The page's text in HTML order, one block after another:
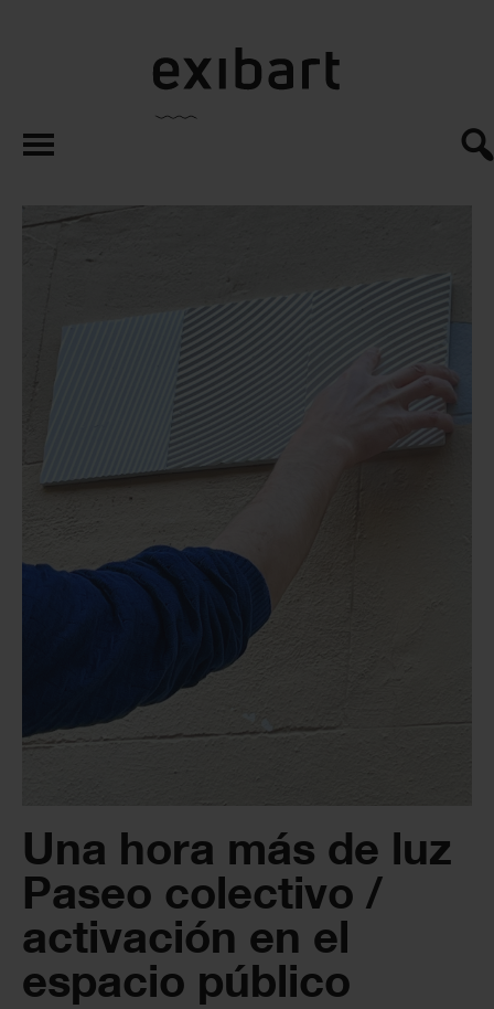
exibart.es
Una hora más de luz
Paseo colectivo /
activación en el
espacio público